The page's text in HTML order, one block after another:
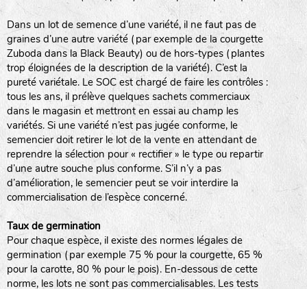
Dans un lot de semence d’une variété, il ne faut pas de
graines d’une autre variété (par exemple de la courgette
Zuboda dans la Black Beauty) ou de hors-types (plantes
trop éloignées de la description de la variété). C’est la
pureté variétale. Le SOC est chargé de faire les contrôles :
tous les ans, il prélève quelques sachets commerciaux
dans le magasin et mettront en essai au champ les
variétés. Si une variété n’est pas jugée conforme, le
semencier doit retirer le lot de la vente en attendant de
reprendre la sélection pour « rectifier » le type ou repartir
d’une autre souche plus conforme. S’il n’y a pas
d’amélioration, le semencier peut se voir interdire la
commercialisation de l’espèce concerné.
Taux de germination
Pour chaque espèce, il existe des normes légales de
germination (par exemple 75 % pour la courgette, 65 %
pour la carotte, 80 % pour le pois). En-dessous de cette
norme, les lots ne sont pas commercialisables. Les tests